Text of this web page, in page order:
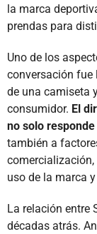
la marca
prendas para
Uno de los
conversación fue
de una camiseta
consumidor. El
no solo
también a
uso de la marca
La relación entre
décadas atrás.